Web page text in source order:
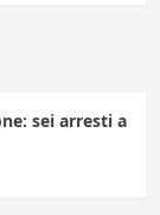
sei arresti a